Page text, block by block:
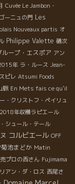
Cuvée Le Jambon・
ーニュの門 Les
Nouveaux partis オ
Philippe Valette 磯次
ループ・エスポア アン
年 ラ・ルース Jean-
ピレ Atsumi Foods
脈 En Mets fais ce qu'il
・クリストフ・ペイリュ
2018年収穫ラピエール
シュール・テール
コルビエール OFF
菊池まどか Matin
プロの西さん Fujimama
アン・ダ・ロス 西尾さ